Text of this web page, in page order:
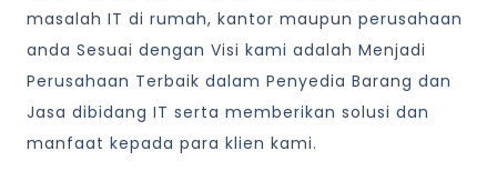
masalah IT di rumah, kantor maupun perusahaan
anda Sesuai dengan Visi kami adalah Menjadi
Perusahaan Terbaik dalam Penyedia Barang dan
Jasa dibidang IT serta memberikan solusi dan
manfaat kepada para klien kami.